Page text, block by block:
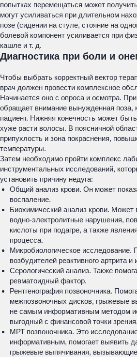
попытках перемещаться может
могут усиливаться при длительном
позе (сидении на стуле, стояние на
болевой компонент усиливается при
кашле и т. д.
Диагностика при боли и
Чтобы выбрать корректный вектор
врач должен провести комплексное
Начинается оно с опроса и осмотра.
обращает внимание вынужденная поза,
пациент. Нижняя конечность может
хуже расти волосы. В поясничной
припухлость и зона покраснения,
температуры.
Затем необходимо пройти комплекс
инструментальных исследований,
установить причину недуга:
Общий анализ крови. Он может
воспаление.
Биохимический анализ крови. Может
водно-электролитные нарушения,
кислоты при подагре, а также
процесса.
Микробиологическое исследование.
возбудителей реактивного артрита и
Серологический анализ. Также
ревматоидный фактор.
Рентгенография позвоночника.
межпозвоночных дисков, грыжевые
не самым информативным методом
выгодный с финансовой точки зрения.
МРТ позвоночника. Это
информативным, помогает выявить
грыжевые выпячивания, вызывающие